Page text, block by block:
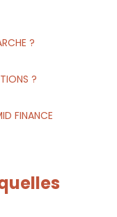
?
?
FINANCE